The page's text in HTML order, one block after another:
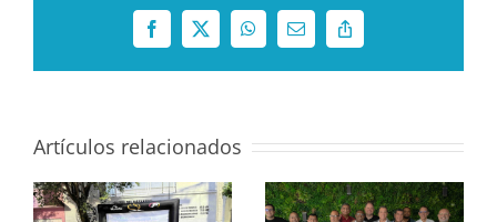
Facebook
X WhatsAppCorreo
electrónico
Copy
Link
Artículos relacionados